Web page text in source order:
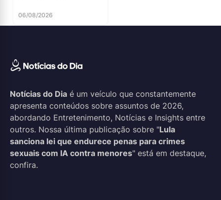
06/08/2026
Notícias do Dia é um veículo que constantemente
apresenta conteúdos sobre assuntos de 2026,
abordando Entretenimento, Notícias e Insights entre
outros. Nossa última publicação sobre "Lula
sanciona lei que endurece penas para crimes
sexuais com IA contra menores" está em destaque,
confira.